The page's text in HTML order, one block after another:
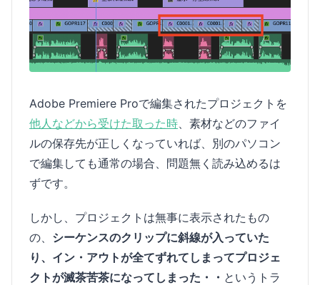
Adobe Premiere Proで編集されたプロジェクトを
他人などから受けた取った時 、素材などのファイ
ルの保存先が正しくなっていれば、別のパソコン
で編集しても通常の場合、問題無く読み込めるは
ずです。
しかし、プロジェクトは無事に表示されたもの
の、 シーケンスのクリップに斜線が入っていた
り、イン・アウトが全てずれてしまってプロジェ
クトが滅茶苦茶になってしまった・・ というトラ